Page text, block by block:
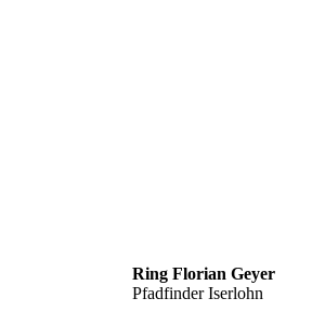
Ring Florian Geyer
Pfadfinder Iserlohn